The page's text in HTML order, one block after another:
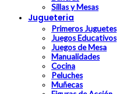
Sillas y Mesas
Jugueteria
Primeros Juguetes
Juegos Educativos
Juegos de Mesa
Manualidades
Cocina
Peluches
Muñecas